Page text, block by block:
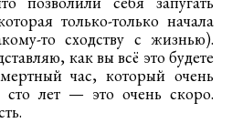
только-только начала
то сходству с жизнью).
как вы всё это будете
час, который очень
сто лет — это очень скоро.